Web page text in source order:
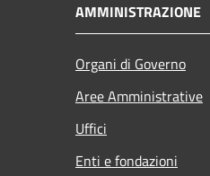
AMMINISTRAZIONE
Organi di Governo
Aree Amministrative
Uffici
Enti e fondazioni